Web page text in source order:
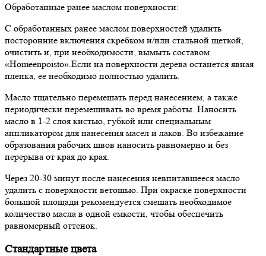
Обработанные ранее маслом поверхности:
С обработанных ранее маслом поверхностей удалить
посторонние включения скребком и/или стальной щеткой,
очистить и, при необходимости, вымыть составом
«Homeenpoisto».Если на поверхности дерева останется явная
пленка, ее необходимо полностью удалить.
Масло тщательно перемешать перед нанесением, а также
периодически перемешивать во время работы. Наносить
масло в 1-2 слоя кистью, губкой или специальным
аппликатором для нанесения масел и лаков. Во избежание
образования рабочих швов наносить равномерно и без
перерыва от края до края.
Через 20-30 минут после нанесения невпитавшееся масло
удалить с поверхности ветошью. При окраске поверхности
большой площади рекомендуется смешать необходимое
количество масла в одной емкости, чтобы обеспечить
равномерный оттенок.
Стандартные цвета